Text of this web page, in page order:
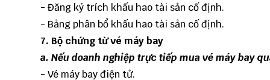
- Đăng ký trích khấu hao tài sản cố định.
- Bảng phân bổ khấu hao tài sản cố định.
7. Bộ chứng từ vé máy bay
a. Nếu doanh nghiệp trực tiếp mua vé máy bay
- Vé máy bay điện tử.